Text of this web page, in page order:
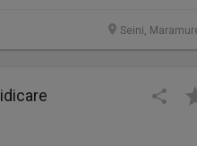
Seini,